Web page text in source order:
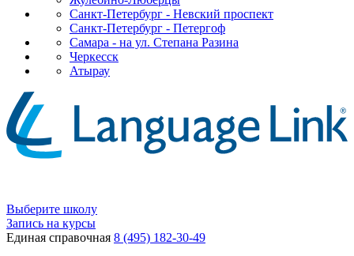
Санкт-Петербург - Невский проспект
Санкт-Петербург - Петергоф
Самара - на ул. Степана Разина
Черкесск
Атырау
Выберите школу
Запись на курсы
Единая справочная 8 (495) 182-30-49